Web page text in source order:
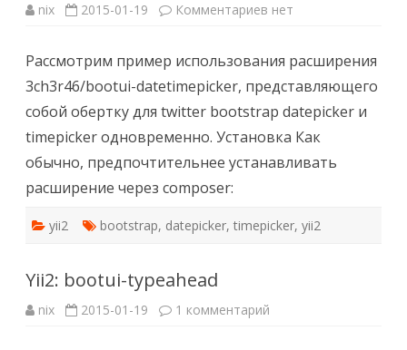
nix 2015-01-19 Комментариев к
datetimepicker
нет
Рассмотрим пример использования расширения
3ch3r46/bootui-datetimepicker, представляющего
собой обертку для twitter bootstrap datepicker и
timepicker одновременно. Установка Как
обычно, предпочтительнее устанавливать
расширение через composer:
yii2 bootstrap, datepicker, timepicker, yii2
Yii2: bootui-typeahead
nix 2015-01-19 1 комментарий